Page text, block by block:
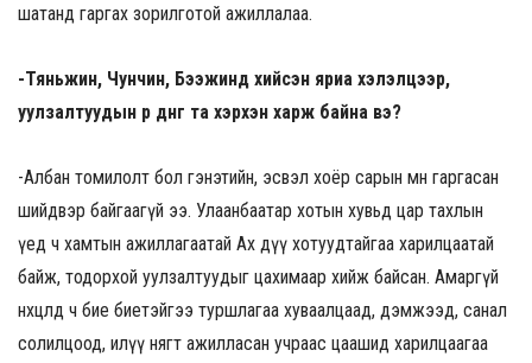
шатанд гаргах зорилготой ажиллалаа.
-Тяньжин, Чунчин, Бээжинд хийсэн яриа хэлэлцээр,
уулзалтуудын үр дүнг та хэрхэн харж байна вэ?
-Албан томилолт бол гэнэтийн, эсвэл хоёр сарын өмнө гаргасан
шийдвэр байгаагүй ээ. Улаанбаатар хотын хувьд цар тахлын
үед ч хамтын ажиллагаатай Ах дүү хотуудтайгаа харилцаатай
байж, тодорхой уулзалтуудыг цахимаар хийж байсан. Амаргүй
нөхцөлд ч бие биетэйгээ туршлагаа хуваалцаад, дэмжээд, санал
солилцоод, илүү нягт ажилласан учраас цаашид харилцаагаа